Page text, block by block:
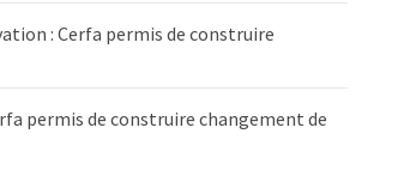
: Cerfa permis de construire
permis de construire changement de